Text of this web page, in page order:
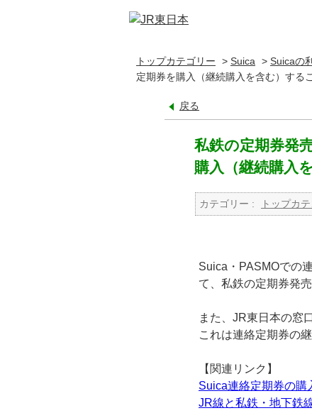
トップカテゴリー > Suica > Suicaの
定期券を購入（継続購入を含む）する
戻る
私鉄の定期券発
購入（継続購入
カテゴリー : トップカ
Suica・PASMOでの
て、私鉄の定期券発
また、JR東日本の窓
これは連絡定期券の
【関連リンク】
Suica連絡定期券の購
JR線と私鉄・地下鉄